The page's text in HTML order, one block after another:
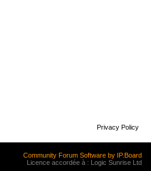
Privacy Policy
Community Forum Software by IP.Board
Licence accordée à : Logic Sunrise Ltd